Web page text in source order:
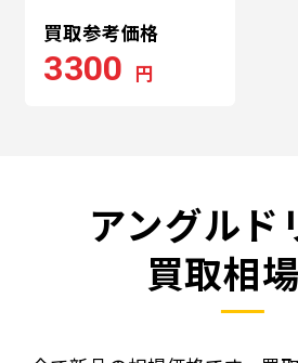
買取参考価格
3300 円
アングルド
買取相